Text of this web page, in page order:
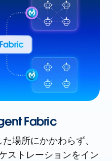
Fabric
場所にかかわらず、
ストレーションをイン